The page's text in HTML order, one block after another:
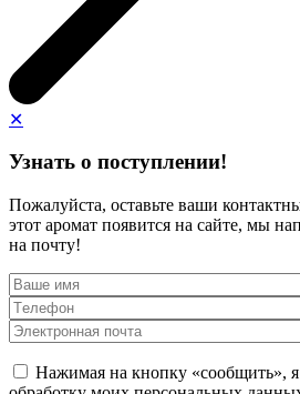
✕
Узнать о поступлении!
Пожалуйста, оставьте ваши
этот аромат появится на сайте, мы
на почту!
Нажимая на кнопку «сообщить»,